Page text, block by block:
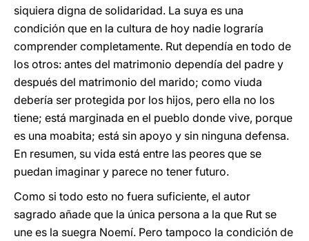
siquiera digna de solidaridad. La suya es una
condición que en la cultura de hoy nadie lograría
comprender completamente. Rut dependía en todo de
los otros: antes del matrimonio dependía del padre y
después del matrimonio del marido; como viuda
debería ser protegida por los hijos, pero ella no los
tiene; está marginada en el pueblo donde vive, porque
es una moabita; está sin apoyo y sin ninguna defensa.
En resumen, su vida está entre las peores que se
puedan imaginar y parece no tener futuro.
Como si todo esto no fuera suficiente, el autor
sagrado añade que la única persona a la que Rut se
une es la suegra Noemí. Pero tampoco la condición de